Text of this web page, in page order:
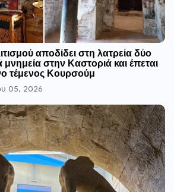
αποδίδει στη λατρεία δύο
μνημεία στην Καστοριά και έπεται
τέμενος Κουρσούμ
05, 2026